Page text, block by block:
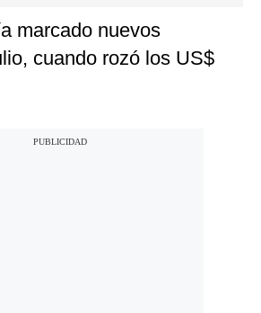
marcado nuevos
cuando rozó los US$